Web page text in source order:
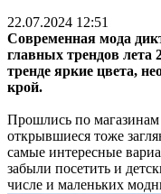
22.07.2024 12:51
Современная мода
главных трендов лета
тренде яркие цвета,
крой.
Прошлись по
открывшиеся тоже
самые интересные
забыли посетить и
числе и маленьких